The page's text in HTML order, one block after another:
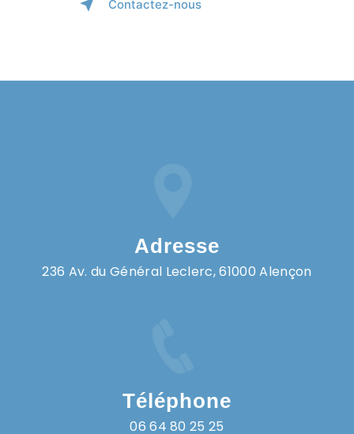
Contactez-nous
Adresse
236 Av. du Général Leclerc, 61000 Alençon
Téléphone
06 64 80 25 25